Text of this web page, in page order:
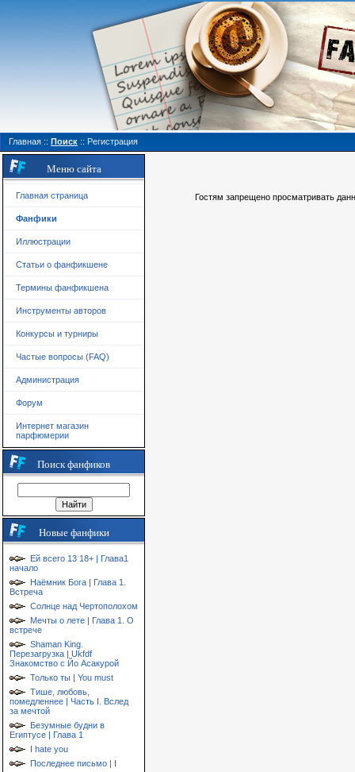
Главная :: Поиск :: Регистрация
Меню сайта
Главная страница
Фанфики
Иллюстрации
Статьи о фанфикшене
Термины фанфикшена
Инструменты авторов
Конкурсы и турниры
Частые вопросы (FAQ)
Администрация
Форум
Интернет магазин
парфюмерии
Поиск фанфиков
Новые фанфики
Ей всего 13 18+ | Глава1
начало
Наёмник Бога | Глава 1.
Встреча
Солнце над Чертополохом
Мечты о лете | Глава 1. О
встрече
Shaman King.
Перезагрузка | Ukfdf
Знакомство с Йо Асакурой
Только ты | You must
Тише, любовь,
помедленнее | Часть I. Вслед
за мечтой
Безумные будни в
Египтусе | Глава 1
I hate you
Последнее письмо | I
Гостям запрещено просматривать